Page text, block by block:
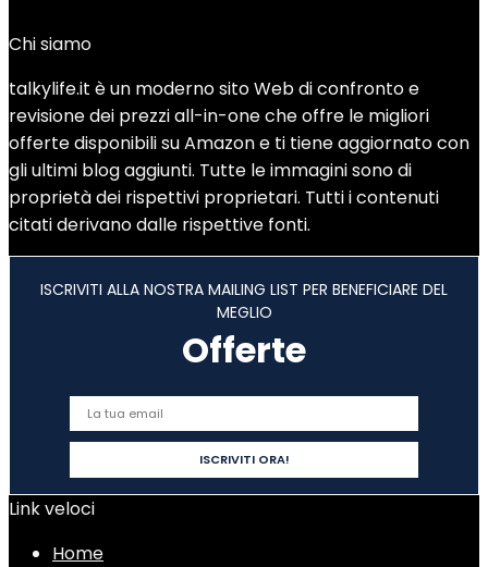
Chi siamo
talkylife.it è un moderno sito Web di confronto e
revisione dei prezzi all-in-one che offre le migliori
offerte disponibili su Amazon e ti tiene aggiornato con
gli ultimi blog aggiunti. Tutte le immagini sono di
proprietà dei rispettivi proprietari. Tutti i contenuti
citati derivano dalle rispettive fonti.
ISCRIVITI ALLA NOSTRA MAILING LIST PER BENEFICIARE DEL
MEGLIO
Offerte
Link veloci
Home